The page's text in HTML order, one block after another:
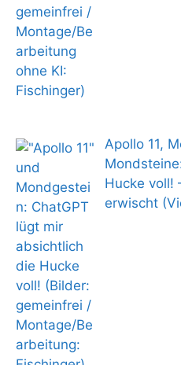
Apollo 11,
Hucke voll!
erwischt